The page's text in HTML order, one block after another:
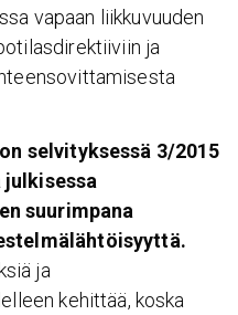
vapaan liikkuvuuden
ja
selvityksessä 3/2015
julkisessa
suurimpana
ja
kehittää, koska